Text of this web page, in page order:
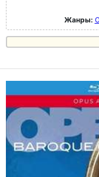
Жанры: